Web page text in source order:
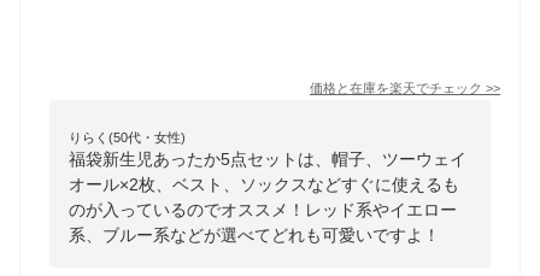
価格と在庫を楽天でチェック >>
りらく(50代・女性)
福袋新生児あったか5点セットは、帽子、ツーウェイ
オール×2枚、ベスト、ソックスなどすぐに使えるも
のが入っているのでオススメ！レッド系やイエロー
系、ブルー系などが選べてどれも可愛いですよ！